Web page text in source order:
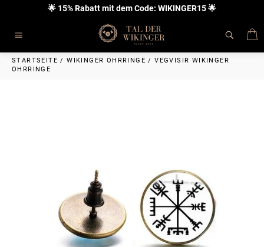
Inhalt
🌟 15% Rabatt mit dem Code: WIKINGER15 🌟
STARTSEITE /WIKINGER OHRRINGE /VEGVISIR WIKINGER
OHRRINGE